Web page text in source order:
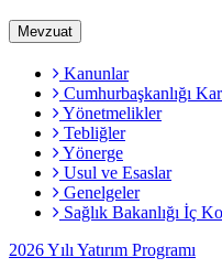
Mevzuat
Kanunlar
Cumhurbaşkanlığı
Yönetmelikler
Tebliğler
Yönerge
Usul ve Esaslar
Genelgeler
Sağlık Bakanlığı İç
2026 Yılı Yatırım Programı